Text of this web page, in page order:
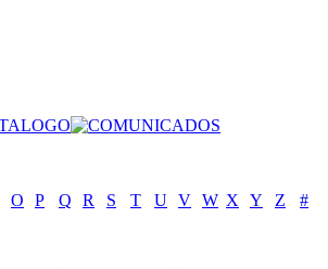
O P Q R S T U V W X Y Z
#